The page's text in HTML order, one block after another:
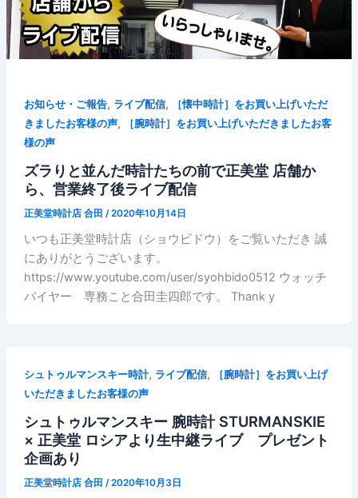
お知らせ・ご報告, ライブ配信,
［懐中時計］をお買い上げいただ
きましたお客様の声,
［腕時計］をお買い上げいただきましたお客
様の声
ズラりと並んだ時計たちの前で正美堂 店舗か
ら、営業終了後ライブ配信
正美堂時計店 合田 /2020年10月14日
いつも正美堂時計店（ショウビドウ）をご覧いただき 誠
にありがとうございます。
https://www.youtube.com/user/syohbido0512 ウォッチ
バイヤー 専務こと合田圭四郎です。 Thank y
シュトゥルマンスキー時計, ライブ配信,
［腕時計］をお買い上げ
いただきましたお客様の声
シュトゥルマンスキー 腕時計 STURMANSKIE
× 正美堂 ロシアより生中継ライブ プレゼント
企画あり
正美堂時計店 合田 /2020年10月3日